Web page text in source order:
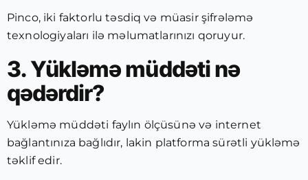
Pinco, iki faktorlu təsdiq və müasir şifrələmə
texnologiyaları ilə məlumatlarınızı qoruyur.
3. Yükləmə müddəti nə
qədərdir?
Yükləmə müddəti faylın ölçüsünə və internet
bağlantınıza bağlıdır, lakin platforma sürətli yükləmə
təklif edir.